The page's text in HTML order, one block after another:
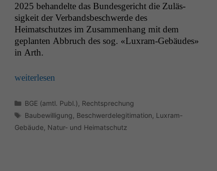
2025 behan­delte das Bun­des­gericht die Zuläs­
sigkeit der Ver­bands­beschw­erde des
Heimatschutzes im Zusam­men­hang mit dem
geplanten Abbruch des sog. «Luxram-Gebäudes»
in Arth.
weit­er­lesen
Kategorien
BGE (amtl. Publ.), Rechtsprechung
Schlagwörter
Baubewilligung, Beschwerdelegitimation, Luxram-
Gebäude, Natur- und Heimatschutz